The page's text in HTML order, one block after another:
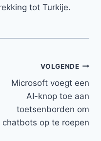
tot Turkije.
VOLGENDE
Microsoft voegt een
AI-knop toe aan
toetsenborden om
chatbots op te roepen